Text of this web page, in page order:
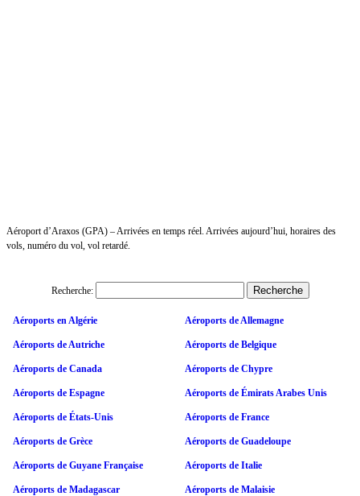
Aéroport d’Araxos (GPA) – Arrivées en temps réel. Arrivées aujourd’hui, horaires des
vols, numéro du vol, vol retardé.
Recherche:
Aéroports en Algérie Aéroports de Allemagne
Aéroports de Autriche Aéroports de Belgique
Aéroports de Canada Aéroports de Chypre
Aéroports de Espagne Aéroports de Émirats Arabes Unis
Aéroports de États-Unis Aéroports de France
Aéroports de Grèce Aéroports de Guadeloupe
Aéroports de Guyane Française Aéroports de Italie
Aéroports de Madagascar Aéroports de Malaisie